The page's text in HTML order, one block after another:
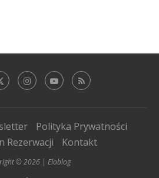
Polityka Prywatności
Rezerwacji
Kontakt
© 2026 | Eloblog